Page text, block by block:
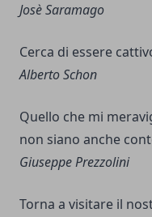
Josè Saramago
Cerca di essere
Alberto Schon
Quello che mi
non siano anche
Giuseppe Prezzolini
Torna a visitare il